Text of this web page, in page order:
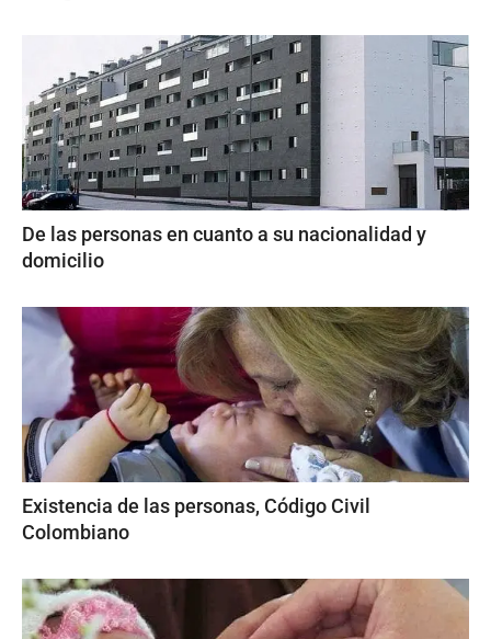
De las personas en cuanto a su nacionalidad y
domicilio
Existencia de las personas, Código Civil
Colombiano